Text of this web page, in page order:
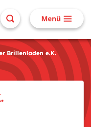
Brillenladen e.K.